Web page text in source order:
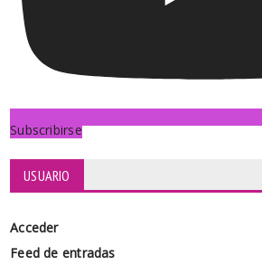
Subscribirse
USUARIO
Acceder
Feed de entradas